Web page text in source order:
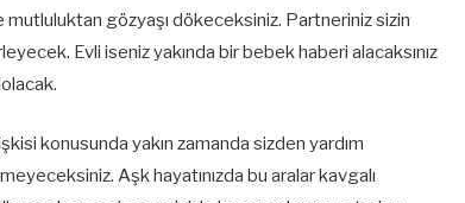
gözyaşı dökeceksiniz. Partneriniz sizin
Evli iseniz yakında bir bebek haberi alacaksınız
konusunda yakın zamanda sizden yardım
Aşk hayatınızda bu aralar kavgalı